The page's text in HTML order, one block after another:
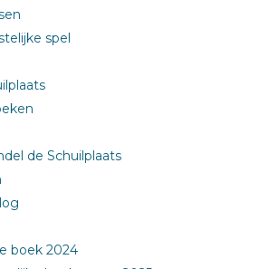
spel
de Schuilplaats
boek 2024